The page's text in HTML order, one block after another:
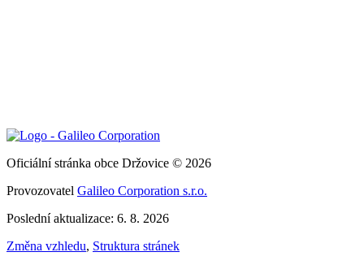
Oficiální stránka obce Držovice © 2026
Provozovatel Galileo Corporation s.r.o.
Poslední aktualizace: 6. 8. 2026
Změna vzhledu, Struktura stránek